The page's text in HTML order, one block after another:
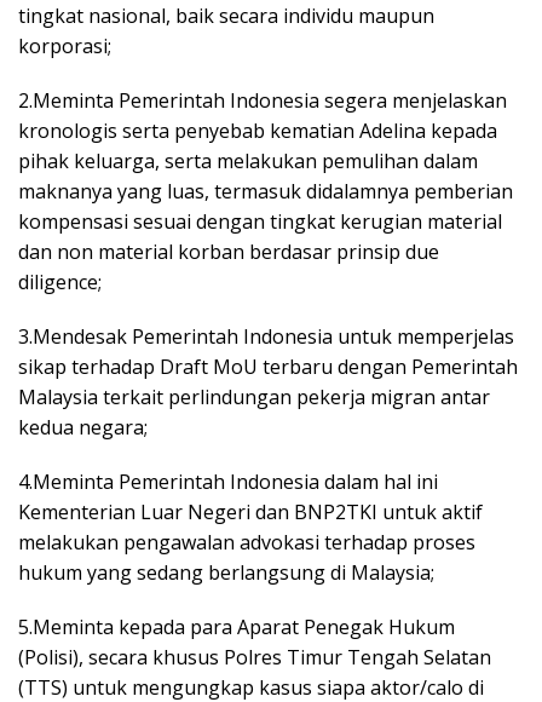
tingkat nasional, baik secara individu maupun
korporasi;
2.Meminta Pemerintah Indonesia segera menjelaskan
kronologis serta penyebab kematian Adelina kepada
pihak keluarga, serta melakukan pemulihan dalam
maknanya yang luas, termasuk didalamnya pemberian
kompensasi sesuai dengan tingkat kerugian material
dan non material korban berdasar prinsip due
diligence;
3.Mendesak Pemerintah Indonesia untuk memperjelas
sikap terhadap Draft MoU terbaru dengan Pemerintah
Malaysia terkait perlindungan pekerja migran antar
kedua negara;
4.Meminta Pemerintah Indonesia dalam hal ini
Kementerian Luar Negeri dan BNP2TKI untuk aktif
melakukan pengawalan advokasi terhadap proses
hukum yang sedang berlangsung di Malaysia;
5.Meminta kepada para Aparat Penegak Hukum
(Polisi), secara khusus Polres Timur Tengah Selatan
(TTS) untuk mengungkap kasus siapa aktor/calo di